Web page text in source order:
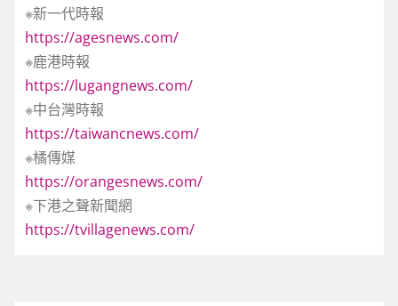
※新一代時報
https://agesnews.com/
※鹿港時報
https://lugangnews.com/
※中台灣時報
https://taiwancnews.com/
※橘傳媒
https://orangesnews.com/
※下港之聲新聞網
https://tvillagenews.com/